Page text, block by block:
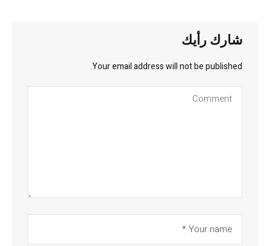
شارك رأيك
Your email address will not be published.